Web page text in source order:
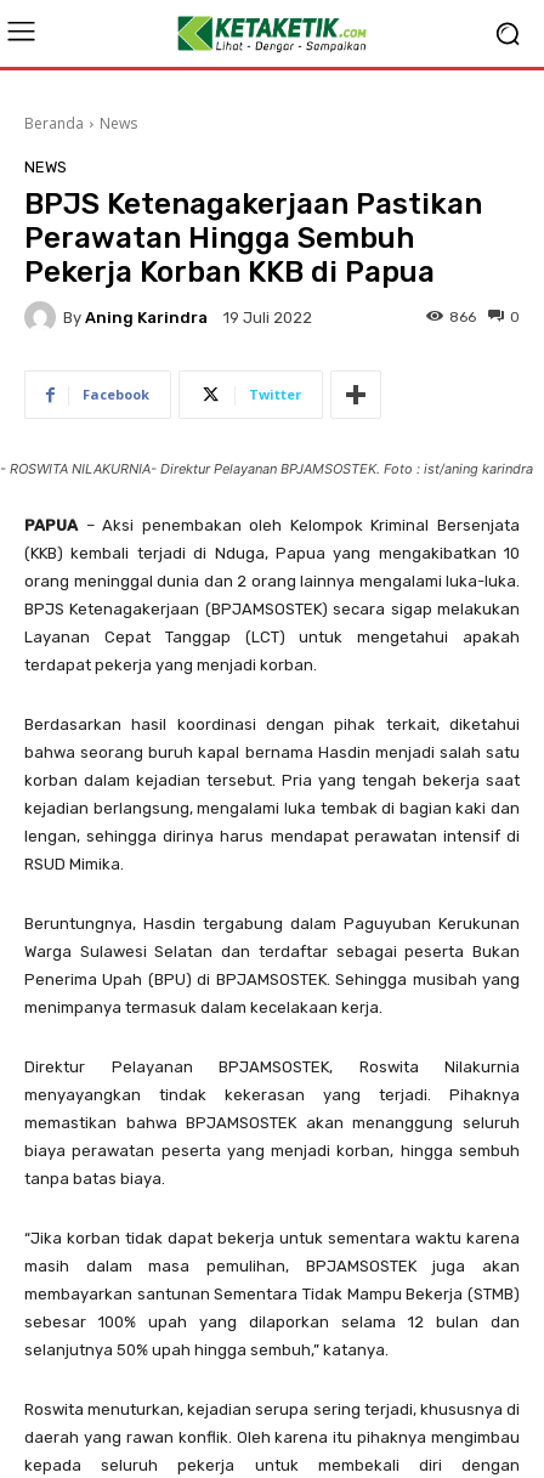
Beranda News
NEWS
BPJS Ketenagakerjaan Pastikan
Perawatan Hingga Sembuh
Pekerja Korban KKB di Papua
By Aning Karindra 19 Juli 2022 0
866
Facebook Twitter
- ROSWITA NILAKURNIA- Direktur Pelayanan BPJAMSOSTEK. Foto : ist/aning karindra
PAPUA – Aksi penembakan oleh Kelompok Kriminal Bersenjata
(KKB) kembali terjadi di Nduga, Papua yang mengakibatkan 10
orang meninggal dunia dan 2 orang lainnya mengalami luka-luka.
BPJS Ketenagakerjaan (BPJAMSOSTEK) secara sigap melakukan
Layanan Cepat Tanggap (LCT) untuk mengetahui apakah
terdapat pekerja yang menjadi korban.
Berdasarkan hasil koordinasi dengan pihak terkait, diketahui
bahwa seorang buruh kapal bernama Hasdin menjadi salah satu
korban dalam kejadian tersebut. Pria yang tengah bekerja saat
kejadian berlangsung, mengalami luka tembak di bagian kaki dan
lengan, sehingga dirinya harus mendapat perawatan intensif di
RSUD Mimika.
Beruntungnya, Hasdin tergabung dalam Paguyuban Kerukunan
Warga Sulawesi Selatan dan terdaftar sebagai peserta Bukan
Penerima Upah (BPU) di BPJAMSOSTEK. Sehingga musibah yang
menimpanya termasuk dalam kecelakaan kerja.
Direktur Pelayanan BPJAMSOSTEK, Roswita Nilakurnia
menyayangkan tindak kekerasan yang terjadi. Pihaknya
memastikan bahwa BPJAMSOSTEK akan menanggung seluruh
biaya perawatan peserta yang menjadi korban, hingga sembuh
tanpa batas biaya.
“Jika korban tidak dapat bekerja untuk sementara waktu karena
masih dalam masa pemulihan, BPJAMSOSTEK juga akan
membayarkan santunan Sementara Tidak Mampu Bekerja (STMB)
sebesar 100% upah yang dilaporkan selama 12 bulan dan
selanjutnya 50% upah hingga sembuh,” katanya.
Roswita menuturkan, kejadian serupa sering terjadi, khususnya di
daerah yang rawan konflik. Oleh karena itu pihaknya mengimbau
kepada seluruh pekerja untuk membekali diri dengan